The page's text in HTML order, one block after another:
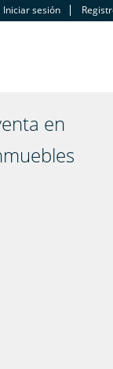
Iniciar sesión
en